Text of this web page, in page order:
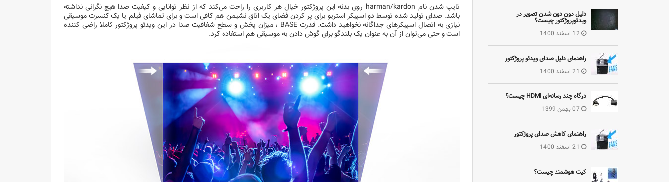
دلیل دون دون شدن تصویر در
ویدئوپروژکتور چیست؟
12 اسفند 1400
راهنمای دلیل صدای ویدئو پروژکتور
21 اسفند 1400
درگاه چند رسانه‌ای HDMI چیست؟
07 بهمن 1399
راهنمای کاهش صدای پروژکتور
21 اسفند 1400
کیت هوشمند چیست؟
تایپ شدن نام harman/kardon روی بدنه این پروژکتور خیال هر کاربری را راحت می‌کند که از نظر توانایی و کیفیت صدا هیچ نگرانی نداشته
باشد. صدای تولید شده توسط دو اسپیکر استریو برای پر کردن فضای یک اتاق نشیمن هم کافی است و برای تماشای فیلم یا یک کنسرت موسیقی
نیازی به اتصال اسپیکرهای جداگانه نخواهید داشت. قدرت BASE ، میزان پخش و سطح شفافیت صدا در این ویدئو پروژکتور کاملا راضی کننده
است و حتی می‌توان از آن به عنوان یک بلندگو برای گوش دادن به موسیقی هم استفاده کرد.